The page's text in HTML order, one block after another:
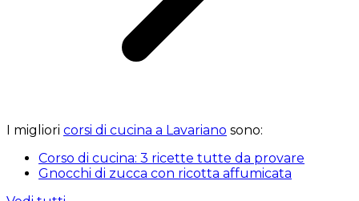
I migliori corsi di cucina a Lavariano sono:
Corso di cucina: 3 ricette tutte da provare
Gnocchi di zucca con ricotta affumicata